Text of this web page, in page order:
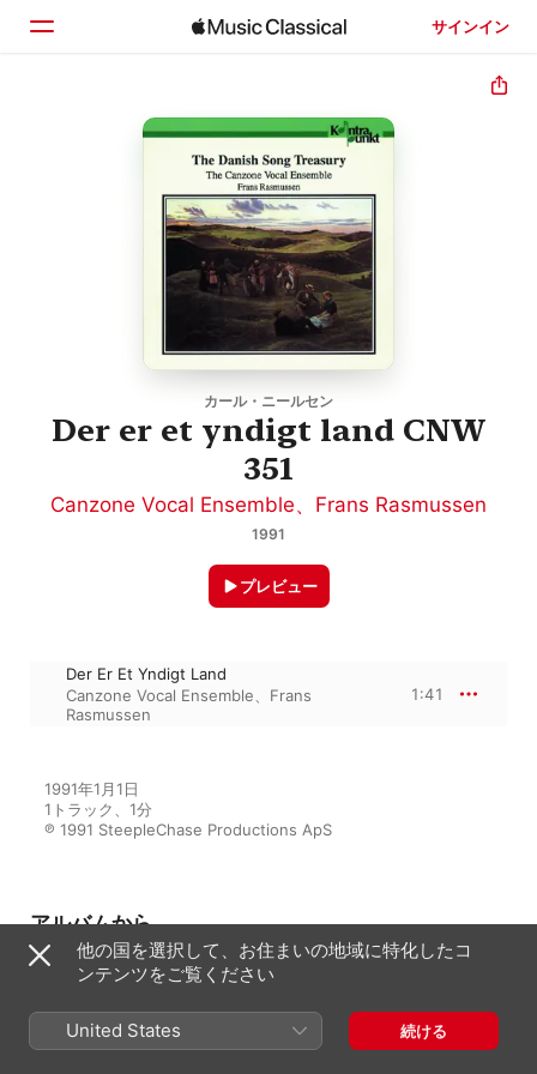
サインイン
カール・ニールセン
Der er et yndigt land CNW
351
Canzone Vocal Ensemble、 Frans Rasmussen
1991
プレビュー
Der Er Et Yndigt Land
Canzone Vocal Ensemble
Frans
Rasmussen
1:41
1991年1月1日
1トラック、1分
℗ 1991 SteepleChase Productions ApS
アルバムから
The Danish Song Treasury
Canzone Vocal Ensemble
Frans
Rasmussen
他の国を選択して、お住まいの地域に特化したコ
ンテンツをご覧ください
United States 続ける